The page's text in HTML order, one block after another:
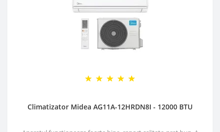
Climatizator Midea AG11A-12HRDN8I - 12000 BTU